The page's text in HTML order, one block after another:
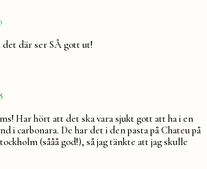
där ser SÅ gott ut!
säger:
Har hört att det ska vara sjukt gott att ha i en
i carbonara. De har det i den pasta på Chateu på
(sååå god!), så jag tänkte att jag skulle